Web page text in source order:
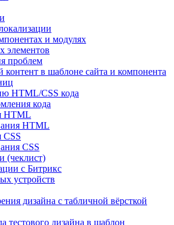
и модулях
элементов
проблем
в шаблоне сайта и компонента
HTML/CSS кода
кода
HTML
HTML
CSS
CSS
(чеклист)
с Битрикс
устройств
дизайна с табличной вёрсткой
тестового дизайна в шаблон